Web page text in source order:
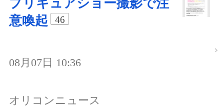
プリキュアショー撮影で注
意喚起
46
08月07日 10:36
オリコンニュース